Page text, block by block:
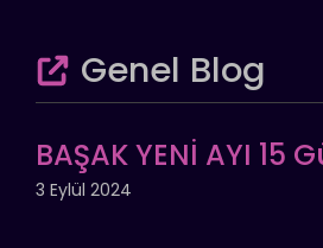
Genel Blog
BAŞAK YENİ AYI 15
3 Eylül 2024